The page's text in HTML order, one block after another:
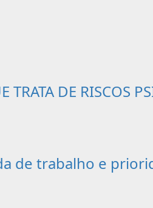
TRATA DE RISCOS
de trabalho e